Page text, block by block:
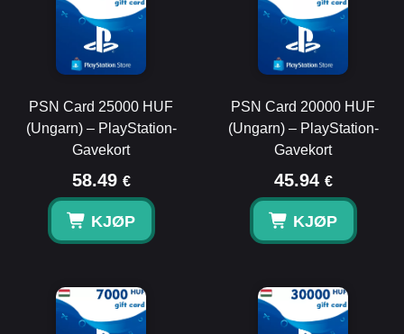
PSN Card 25000 HUF
(Ungarn) – PlayStation-
Gavekort
58.49 €
KJØP
PSN Card 20000 HUF
(Ungarn) – PlayStation-
Gavekort
45.94 €
KJØP